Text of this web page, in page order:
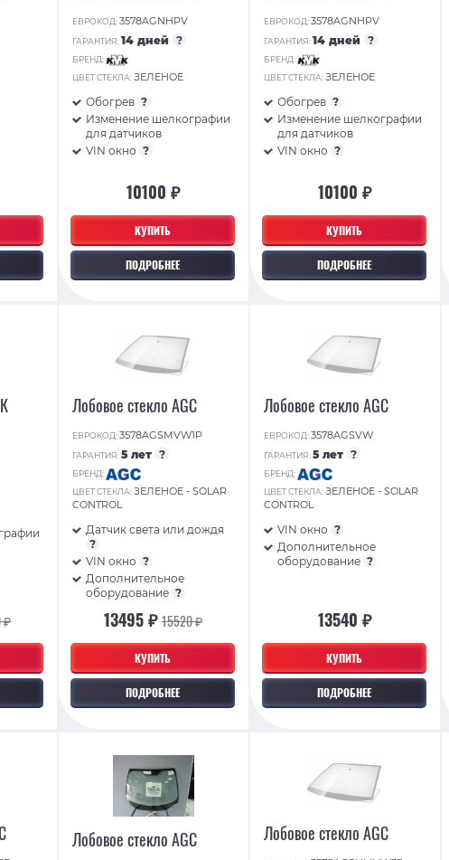
КУПИТЬ
ПОДРОБНЕЕ
ЕВРОКОД:3578AGNHPV
ГАРАНТИЯ:14 дней ?
БРЕНД:
ЦВЕТ СТЕКЛА:ЗЕЛЕНОЕ
Обогрев ?
Изменение шелкографии
для датчиков
VIN окно ?
10100 ₽
КУПИТЬ
ПОДРОБНЕЕ
ЕВРОКОД:3578AGNHPV
ГАРАНТИЯ:14 дней ?
БРЕНД:
ЦВЕТ СТЕКЛА:ЗЕЛЕНОЕ
Обогрев ?
Изменение шелкографии
для датчиков
VIN окно ?
10100 ₽
₽
КУПИТЬ
ПОДРОБНЕЕ
Лобовое стекло AGC
ЕВРОКОД:3578AGSMVW1P
ГАРАНТИЯ:5 лет ?
БРЕНД:
ЦВЕТ СТЕКЛА:ЗЕЛЕНОЕ - SOLAR
CONTROL
Датчик света или дождя
?
VIN окно ?
Дополнительное
оборудование ?
13495 ₽15520 ₽
КУПИТЬ
ПОДРОБНЕЕ
Лобовое стекло AGC
ЕВРОКОД:3578AGSVW
ГАРАНТИЯ:5 лет ?
БРЕНД:
ЦВЕТ СТЕКЛА:ЗЕЛЕНОЕ - SOLAR
CONTROL
VIN окно ?
Дополнительное
оборудование ?
13540 ₽
Лобовое стекло AGC Лобовое стекло AGC